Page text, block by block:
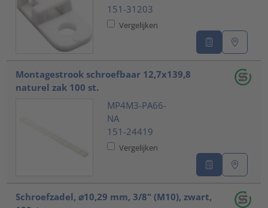
151-31203
Vergelijken
Montagestrook schroefbaar 12,7x139,8
naturel zak 100 st.
MP4M3-PA66-
NA
151-24419
Vergelijken
Schroefzadel, ⌀10,29 mm, 3/8" (M10), zwart,